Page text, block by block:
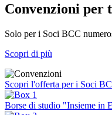
Convenzioni per
Solo per i Soci BCC
Scopri di più
Scopri l'offerta per i Soci
Borse di studio "Insieme in